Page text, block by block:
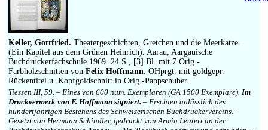
Keller, Gottfried. Theatergeschichten, Gretchen und die Meerkatze.
(Ein Kapitel aus dem Grünen Heinrich). Aarau, Aargauische
Buchdruckerfachschule 1969. 24 S., [3] Bl. mit 7 Orig.-
Farbholzschnitten von Felix Hoffmann. OHprgt. mit goldgepr.
Rückentitel u. Kopfgoldschnitt in Orig.-Pappschuber.
Tiessen III, 59. – Eines von 600 num. Exemplaren (GA 1500 Exemplare). Im
Druckvermerk von F. Hoffmann signiert. – Erschien anlässlich des
hundertjährigen Bestehens des Schweizerischen Buchdruckervereins. –
Gesetzt von Hermann Schindler, gedruckt von Armin Leutert an der